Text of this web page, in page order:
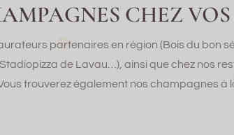
CHEZ
partenaires en région (Bois du bon
de Lavau…), ainsi que chez nos
trouverez également nos champagnes à